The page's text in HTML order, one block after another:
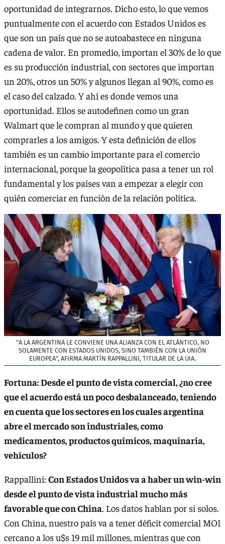
oportunidad de integrarnos. Dicho esto, lo que vemos
puntualmente con el acuerdo con Estados Unidos es
que son un país que no se autoabastece en ninguna
cadena de valor. En promedio, importan el 30% de lo que
es su producción industrial, con sectores que importan
un 20%, otros un 50% y algunos llegan al 90%, como es
el caso del calzado. Y ahí es donde vemos una
oportunidad. Ellos se autodefinen como un gran
Walmart que le compran al mundo y que quieren
comprarles a los amigos. Y esta definición de ellos
también es un cambio importante para el comercio
internacional, porque la geopolítica pasa a tener un rol
fundamental y los países van a empezar a elegir con
quién comerciar en función de la relación política.
"A LA ARGENTINA LE CONVIENE UNA ALIANZA CON EL ATLÁNTICO, NO
SOLAMENTE CON ESTADOS UNIDOS, SINO TAMBIÉN CON LA UNIÓN
EUROPEA", AFIRMA MARTÍN RAPPALLINI, TITULAR DE LA UIA.
Fortuna: Desde el punto de vista comercial, ¿no cree
que el acuerdo está un poco desbalanceado, teniendo
en cuenta que los sectores en los cuales argentina
abre el mercado son industriales, como
medicamentos, productos químicos, maquinaria,
vehículos?
Rappallini:Con Estados Unidos va a haber un win-win
desde el punto de vista industrial mucho más
favorable que con China. Los datos hablan por si solos.
Con China, nuestro país va a tener déficit comercial MOI
cercano a los u$s 19 mil millones, mientras que con